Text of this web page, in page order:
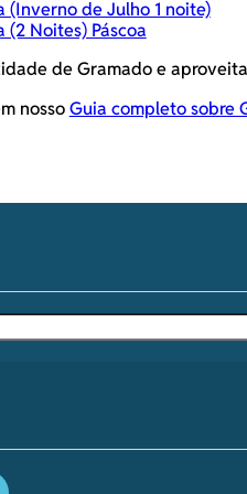
(Inverno de Julho 1 noite)
(2 Noites) Páscoa
de Gramado e
nossoGuia completo sobre